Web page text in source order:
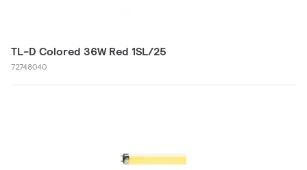
TL-D Colored 36W Red 1SL/25
72748040